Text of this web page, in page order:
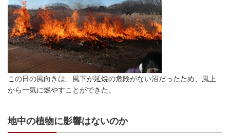
この日の風向きは、風下が延焼の危険がない沼だったため、風上
から一気に燃やすことができた。
地中の植物に影響はないのか